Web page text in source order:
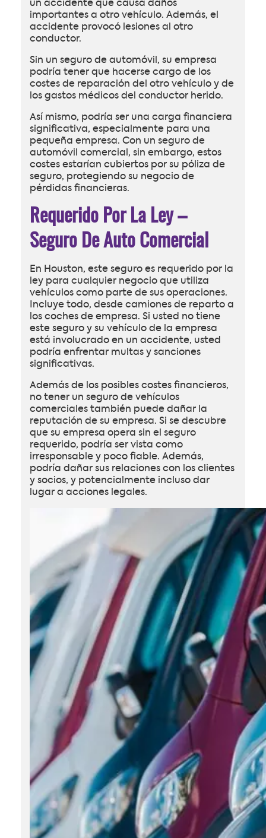
un accidente que causa daños
importantes a otro vehículo. Además, el
accidente provocó lesiones al otro
conductor.
Sin un seguro de automóvil, su empresa
podría tener que hacerse cargo de los
costes de reparación del otro vehículo y de
los gastos médicos del conductor herido.
Así mismo, podría ser una carga financiera
significativa, especialmente para una
pequeña empresa. Con un seguro de
automóvil comercial, sin embargo, estos
costes estarían cubiertos por su póliza de
seguro, protegiendo su negocio de
pérdidas financieras.
Requerido Por La Ley –
Seguro De Auto Comercial
En Houston, este seguro es requerido por la
ley para cualquier negocio que utiliza
vehículos como parte de sus operaciones.
Incluye todo, desde camiones de reparto a
los coches de empresa. Si usted no tiene
este seguro y su vehículo de la empresa
está involucrado en un accidente, usted
podría enfrentar multas y sanciones
significativas.
Además de los posibles costes financieros,
no tener un seguro de vehículos
comerciales también puede dañar la
reputación de su empresa. Si se descubre
que su empresa opera sin el seguro
requerido, podría ser vista como
irresponsable y poco fiable. Además,
podría dañar sus relaciones con los clientes
y socios, y potencialmente incluso dar
lugar a acciones legales.